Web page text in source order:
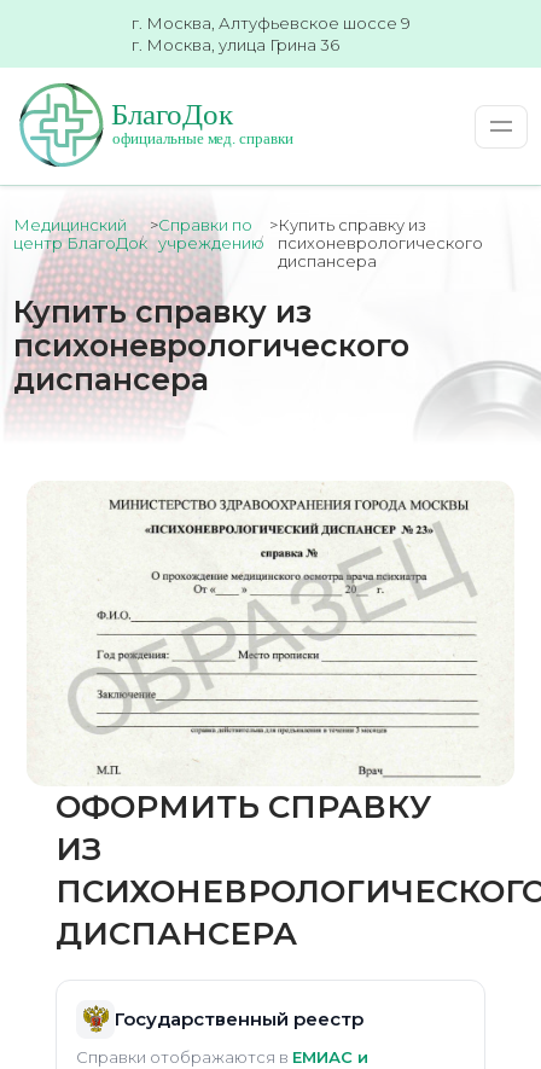
г. Москва, Алтуфьевское шоссе 9
г. Москва, улица Грина 36
Медицинский
центр БлагоДок
>Справки по
учреждению
>Купить справку из
психоневрологического
диспансера
Купить справку из
психоневрологического
диспансера
ОФОРМИТЬ СПРАВКУ
ИЗ
ДИСПАНСЕРА
Государственный реестр
Справки отображаются в ЕМИАС и